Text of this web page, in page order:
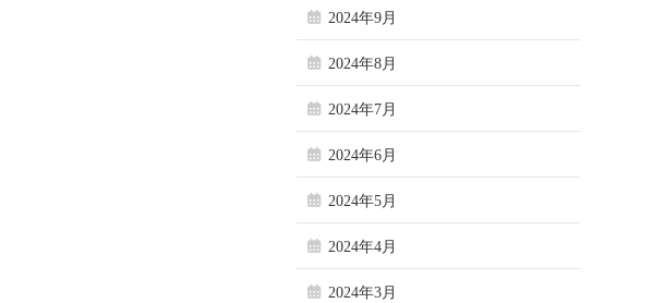
2024年9月
2024年8月
2024年7月
2024年6月
2024年5月
2024年4月
2024年3月